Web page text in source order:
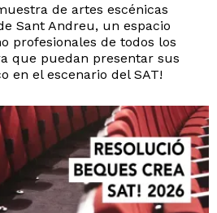
de artes escénicas
Sant Andreu, un espacio
profesionales de todos los
que puedan presentar sus
en el escenario del SAT!